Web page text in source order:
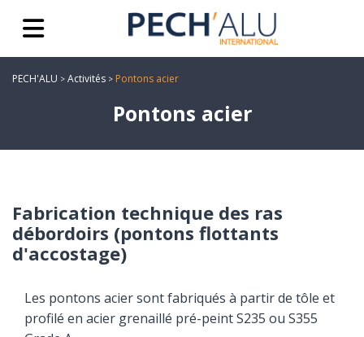
PECH'ALU > Activités > Pontons acier
Pontons acier
Fabrication technique des ras
débordoirs (pontons flottants
d'accostage)
Les pontons acier sont fabriqués à partir de tôle et
profilé en acier grenaillé pré-peint S235 ou S355